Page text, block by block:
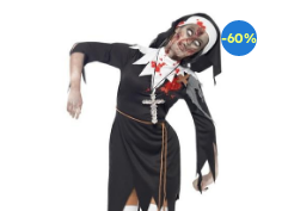
-60%